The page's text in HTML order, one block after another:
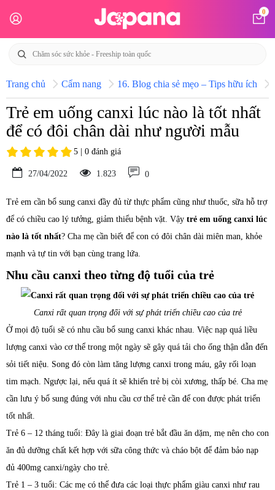
0
Trang chủ Cẩm nang 16. Blog chia sẻ mẹo – Tips hữu ích
Trẻ em uống canxi lúc nào là tốt nhất
để có đôi chân dài như người mẫu
5 | 0 đánh giá
27/04/2022 1.823 0
Trẻ em cần bổ sung canxi đầy đủ từ thực phẩm cũng như thuốc, sữa hỗ trợ
để có chiều cao lý tưởng, giảm thiểu bệnh vặt. Vậy trẻ em uống canxi lúc
nào là tốt nhất? Cha mẹ cần biết để con có đôi chân dài miên man, khỏe
mạnh và tự tin với bạn cùng trang lứa.
Nhu cầu canxi theo từng độ tuổi của trẻ
Canxi rất quan trọng đối với sự phát triển chiều cao của trẻ
Ở mọi độ tuổi sẽ có nhu cầu bổ sung canxi khác nhau. Việc nạp quá liều
lượng canxi vào cơ thể trong một ngày sẽ gây quá tải cho ống thận dẫn đến
sỏi tiết niệu. Song đó còn làm tăng lượng canxi trong máu, gây rối loạn
tim mạch. Ngược lại, nếu quá ít sẽ khiến trẻ bị còi xương, thấp bé. Cha mẹ
cần lưu ý bổ sung đúng với nhu cầu cơ thể trẻ cần để con được phát triển
tốt nhất.
Trẻ 6 – 12 tháng tuổi: Đây là giai đoạn trẻ bắt đầu ăn dặm, mẹ nên cho con
ăn đủ dưỡng chất kết hợp với sữa công thức và cháo bột để đảm bảo nạp
đủ 400mg canxi/ngày cho trẻ.
Trẻ 1 – 3 tuổi: Các mẹ có thể đưa các loại thực phẩm giàu canxi như rau